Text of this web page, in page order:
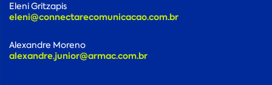
Eleni Gritzapis
eleni@connectarecomunicacao.com.br
Alexandre Moreno
alexandre.junior@armac.com.br